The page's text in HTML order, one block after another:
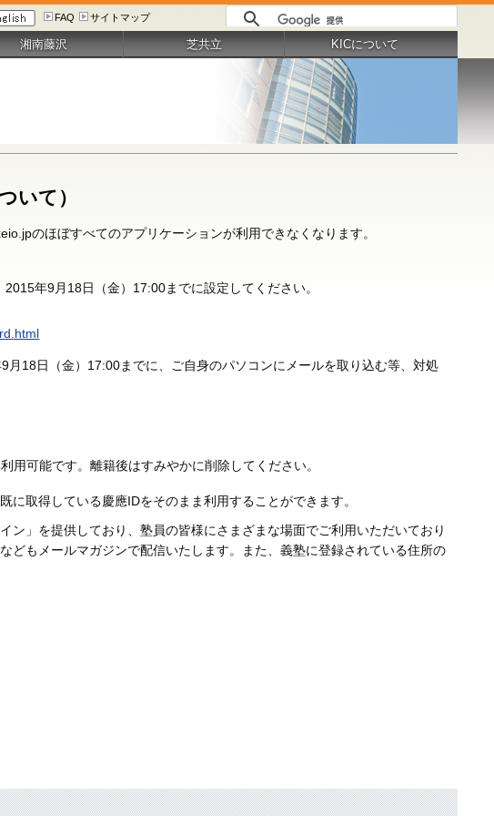
FAQ サイトマップ
いて）
のほぼすべてのアプリケーションが利用できなくなります。
年9月18日（金）17:00までに設定してください。
18日（金）17:00までに、ご自身のパソコンにメールを取り込む等、対処
可能です。離籍後はすみやかに削除してください。
取得している慶應IDをそのまま利用することができます。
」を提供しており、塾員の皆様にさまざまな場面でご利用いただいており
どもメールマガジンで配信いたします。また、義塾に登録されている住所の
湘南藤沢 芝共立 KICについて